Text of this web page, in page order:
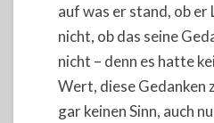
auf was er stand, ob
nicht, ob das seine
nicht – denn es hatte
Wert, diese Gedanken
gar keinen Sinn, auch